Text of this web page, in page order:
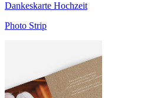
Dankeskarte Hochzeit
Photo Strip